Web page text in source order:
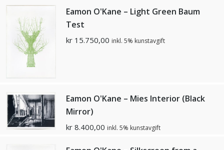
Eamon O'Kane – Light Green Baum
Test
kr 15.750,00 inkl. 5% kunstavgift
Eamon O'Kane – Mies Interior (Black
Mirror)
kr 8.400,00 inkl. 5% kunstavgift